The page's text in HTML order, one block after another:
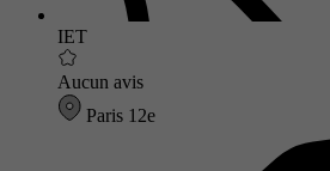
IET
Aucun avis
Paris 12e